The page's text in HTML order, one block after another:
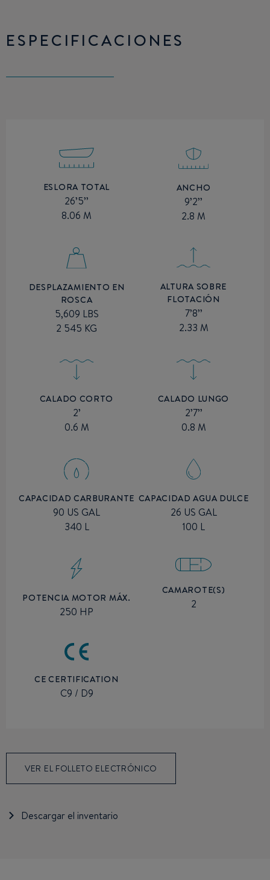
ESPECIFICACIONES
ESLORA TOTAL
26’5’’
8.06 M
ANCHO
9’2’’
2.8 M
DESPLAZAMIENTO EN
ROSCA
5,609 LBS
2 545 KG
ALTURA SOBRE
FLOTACIÓN
7’8’’
2.33 M
CALADO CORTO
2’
0.6 M
CALADO LUNGO
2’7’’
0.8 M
CAPACIDAD CARBURANTE
90 US GAL
340 L
CAPACIDAD AGUA DULCE
26 US GAL
100 L
POTENCIA MOTOR MÁX.
250 HP
CAMAROTE(S)
2
CE CERTIFICATION
C9 / D9
VER EL FOLLETO ELECTRÓNICO
Descargar el inventario